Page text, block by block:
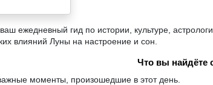
ежедневный гид по истории, культуре,
влияний Луны на настроение и сон.
Что вы найдёте
моменты, произошедшие в этот день.